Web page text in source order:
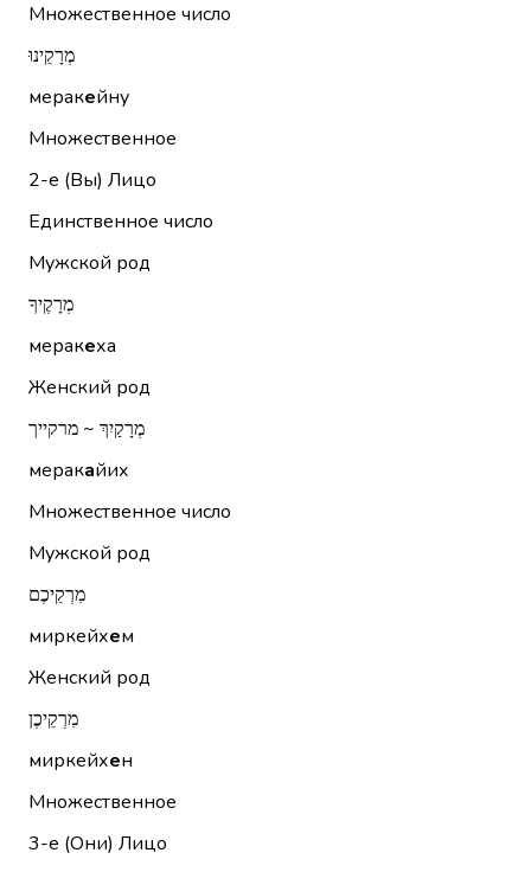
Множественное число
מְרָקֵינוּ
меракейну
Множественное
2-е (Вы) Лицо
Единственное число
Мужской род
מְרָקֶיךָ
меракеха
Женский род
מְרָקַיִךְ ~ מרקייך
меракайих
Множественное число
Мужской род
מִרְקֵיכֶם
миркейхем
Женский род
מִרְקֵיכֶן
миркейхен
Множественное
3-е (Они) Лицо